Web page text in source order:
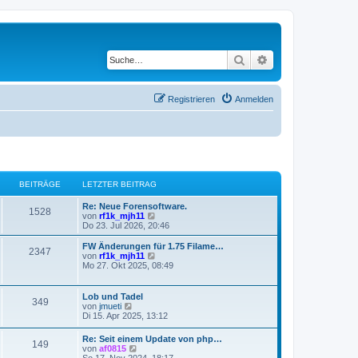
Suche
Anmelden
Registrieren
BEITRÄGE LETZTER BEITRAG
1528
Re: Neue Forensoftware.
von rf1k_mjh11
e
u
e
t
t
r
a
Do 23. Jul 2026, 20:46
2347
FW Änderungen für 1.75 Filame…
von rf1k_mjh11
e
e
e
r
B
e
Mo 27. Okt 2025, 08:49
349
Lob und Tadel
von jmueti
e
s
t
Di 15. Apr 2025, 13:12
149
Re: Seit einem Update von php…
von af0815